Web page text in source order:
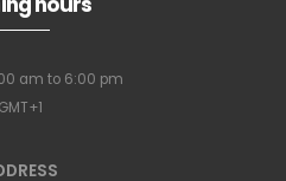
am to 6:00 pm
GMT+1